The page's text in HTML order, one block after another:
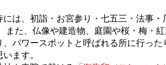
には、初詣・お宮参り・七五三・法事
また、仏像や建造物、庭園や桜・梅・
、パワースポットと呼ばれる所に行った
ます。